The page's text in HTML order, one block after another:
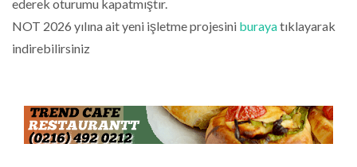
ederek oturumu kapatmıştır.
NOT 2026 yılına ait yeni işletme projesini burayatıklayarak
indirebilirsiniz